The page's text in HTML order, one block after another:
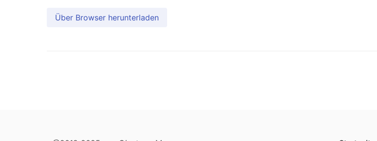
Über Browser herunterladen